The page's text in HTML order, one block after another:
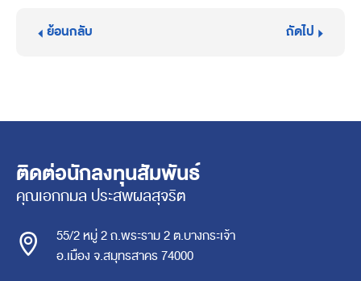
ย้อนกลับ ถัดไป
ติดต่อนักลงทุนสัมพันธ์
คุณเอกกมล ประสพผลสุจริต
55/2 หมู่ 2 ถ.พระราม 2 ต.บางกระเจ้า
อ.เมือง จ.สมุทรสาคร 74000